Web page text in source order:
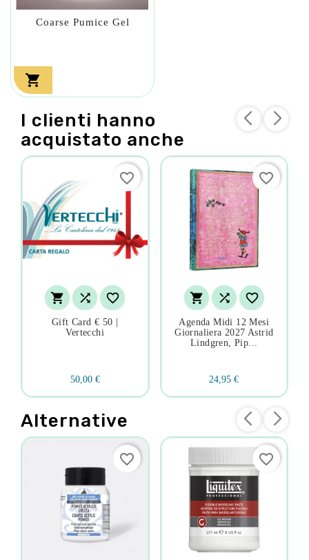
Coarse Pumice Gel

I clienti hanno
acquistato anche
  
Gift Card € 50 |
Vertecchi
50,00 €
favorite_border
  
Agenda Midi 12 Mesi
Giornaliera 2027 Astrid
Lindgren, Pip...
24,95 €
favorite_border
Alternative
favorite_border favorite_border